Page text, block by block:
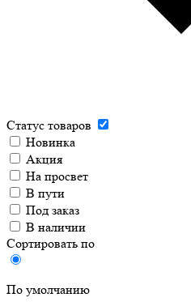
Статус товаров
Новинка
Акция
На просвет
В пути
Под заказ
В наличии
Сортировать по
По умолчанию